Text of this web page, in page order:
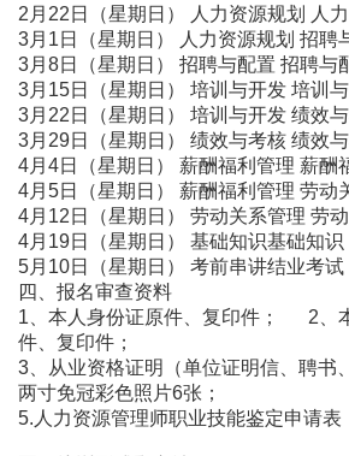
2月22日（星期日） 人力资源规划 人
3月1日（星期日） 人力资源规划 招聘
3月8日（星期日） 招聘与配置 招聘与
3月15日（星期日） 培训与开发 培训
3月22日（星期日） 培训与开发 绩效
3月29日（星期日） 绩效与考核 绩效
4月4日（星期日） 薪酬福利管理 薪酬
4月5日（星期日） 薪酬福利管理 劳动
4月12日（星期日） 劳动关系管理 劳
4月19日（星期日） 基础知识基础知识
5月10日（星期日） 考前串讲结业考试
四、报名审查资料
1、本人身份证原件、复印件； 2、
件、复印件；
3、从业资格证明（单位证明信、聘书
两寸免冠彩色照片6张；
5.人力资源管理师职业技能鉴定申请表